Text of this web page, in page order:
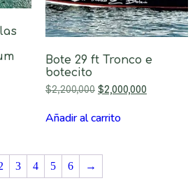
Bote 29 ft Tronco e
botecito
$2,200,000 $2,000,000
Añadir al carrito
3 4 5 6 →